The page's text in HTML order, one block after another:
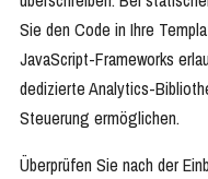
Sie den Code in Ihre
JavaScript-Frameworks
dedizierte Analytics-
Steuerung ermöglichen.
Überprüfen Sie nach der